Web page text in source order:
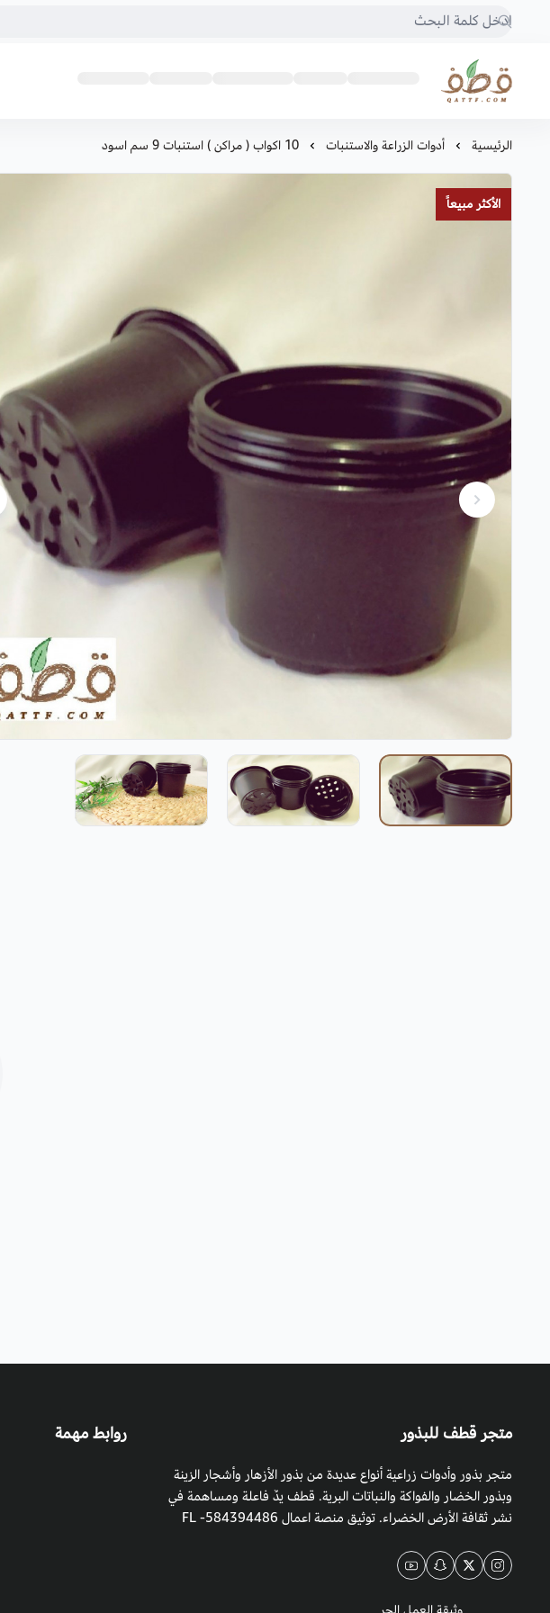
متجر قطف للبذور
الرئيسية أدوات الزراعة والاستنبات 10 اكواب ( مراكن ) استنبات 9 سم اسود
الأكثر مبيعاً
متجر قطف للبذور
متجر بذور وأدوات زراعية أنواع عديدة من بذور الأزهار وأشجار الزينة
وبذور الخضار والفواكة والنباتات البرية. قطف يدٌ فاعلة ومساهمة في
نشر ثقافة الأرض الخضراء. توثيق منصة اعمال 584394486- FL
روابط مهمة